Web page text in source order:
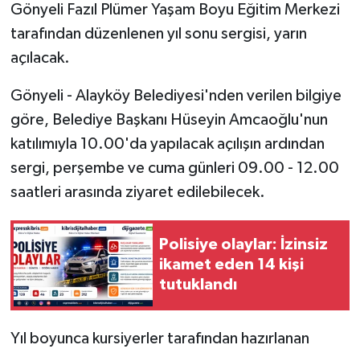
Gönyeli Fazıl Plümer Yaşam Boyu Eğitim Merkezi
tarafından düzenlenen yıl sonu sergisi, yarın
açılacak.
Gönyeli - Alayköy Belediyesi'nden verilen bilgiye
göre, Belediye Başkanı Hüseyin Amcaoğlu'nun
katılımıyla 10.00'da yapılacak açılışın ardından
sergi, perşembe ve cuma günleri 09.00 - 12.00
saatleri arasında ziyaret edilebilecek.
Polisiye olaylar: İzinsiz
ikamet eden 14 kişi
tutuklandı
Yıl boyunca kursiyerler tarafından hazırlanan
KÜLTÜR SANAT
LEFKOŞA
MAGAZİN
Nöbetçi Eczaneler
ÖZEL HABER
SAĞLIK